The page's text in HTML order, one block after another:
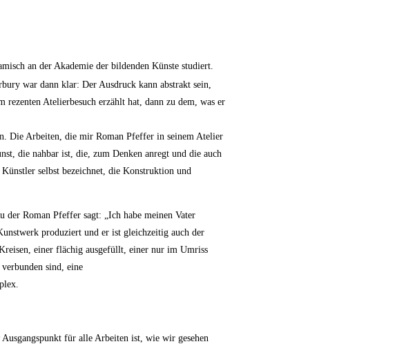
an der Akademie der bildenden Künste studiert.
war dann klar: Der Ausdruck kann abstrakt sein,
Atelierbesuch erzählt hat, dann zu dem, was er
Die Arbeiten, die mir Roman Pfeffer in seinem Atelier
die nahbar ist, die, zum Denken anregt und die auch
selbst bezeichnet, die Konstruktion und
Roman Pfeffer sagt: „Ich habe meinen Vater
produziert und er ist gleichzeitig auch der
einer flächig ausgefüllt, einer nur im Umriss
sind, eine
für alle Arbeiten ist, wie wir gesehen